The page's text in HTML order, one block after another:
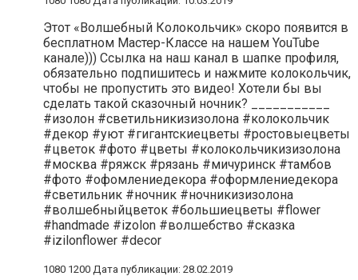
Этот «Волшебный Колокольчик» скоро появится в
бесплатном Мастер-Классе на нашем YouTube
канале))) Ссылка на наш канал в шапке профиля,
обязательно подпишитесь и нажмите колокольчик,
чтобы не пропустить это видео! Хотели бы вы
сделать такой сказочный ночник? ___________
#изолон #светильникизизолона #колокольчик
#декор #уют #гигантскиецветы #ростовыецветы
#цветок #фото #цветы #колокольчикизизолона
#москва #ряжск #рязань #мичуринск #тамбов
#фото #офомлениедекора #оформлениедекора
#светильник #ночник #ночникизизолона
#волшебныйцветок #большиецветы #flower
#handmade #izolon #волшебство #сказка
#izilonflower #decor
1080 1200 Дата публикации: 28.02.2019